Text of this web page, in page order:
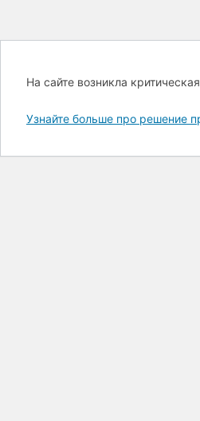
На сайте возникла
Узнайте больше про решение